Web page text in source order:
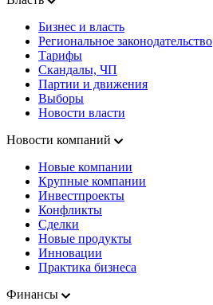
Бизнес и власть
Региональное законодательство
Тарифы
Скандалы, ЧП
Партии и движения
Выборы
Новости власти
Новости компаний
Новые компании
Крупные компании
Инвестпроекты
Конфликты
Сделки
Новые продукты
Инновации
Практика бизнеса
Финансы